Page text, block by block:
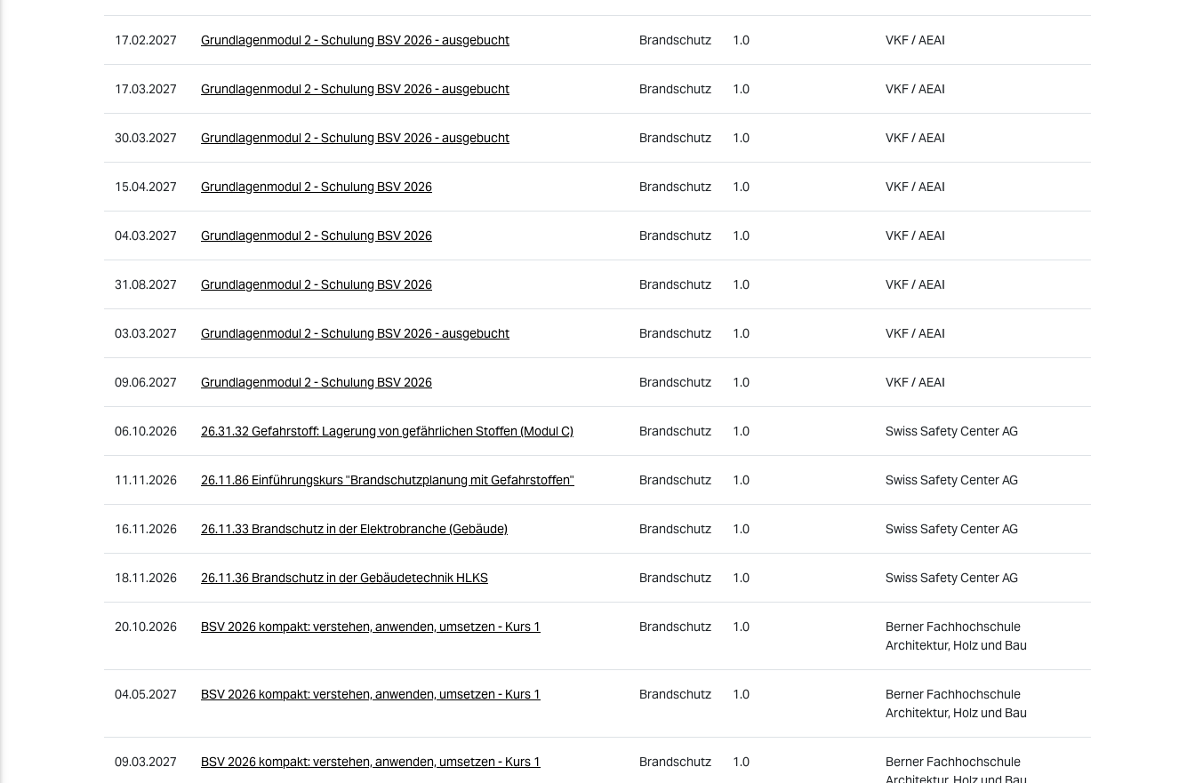
17.02.2027 Grundlagenmodul 2 - Schulung BSV 2026 - ausgebucht Brandschutz 1.0 VKF / AEAI
17.03.2027 Grundlagenmodul 2 - Schulung BSV 2026 - ausgebucht Brandschutz 1.0 VKF / AEAI
30.03.2027 Grundlagenmodul 2 - Schulung BSV 2026 - ausgebucht Brandschutz 1.0 VKF / AEAI
15.04.2027 Grundlagenmodul 2 - Schulung BSV 2026 Brandschutz 1.0 VKF / AEAI
04.03.2027 Grundlagenmodul 2 - Schulung BSV 2026 Brandschutz 1.0 VKF / AEAI
31.08.2027 Grundlagenmodul 2 - Schulung BSV 2026 Brandschutz 1.0 VKF / AEAI
03.03.2027 Grundlagenmodul 2 - Schulung BSV 2026 - ausgebucht Brandschutz 1.0 VKF / AEAI
09.06.2027 Grundlagenmodul 2 - Schulung BSV 2026 Brandschutz 1.0 VKF / AEAI
06.10.2026 26.31.32 Gefahrstoff: Lagerung von gefährlichen Stoffen (Modul C) Brandschutz 1.0 Swiss Safety Center AG
11.11.2026 26.11.86 Einführungskurs "Brandschutzplanung mit Gefahrstoffen" Brandschutz 1.0 Swiss Safety Center AG
16.11.2026 26.11.33 Brandschutz in der Elektrobranche (Gebäude) Brandschutz 1.0 Swiss Safety Center AG
18.11.2026 26.11.36 Brandschutz in der Gebäudetechnik HLKS Brandschutz 1.0 Swiss Safety Center AG
20.10.2026 BSV 2026 kompakt: verstehen, anwenden, umsetzen - Kurs 1 Brandschutz 1.0
Berner Fachhochschule
Architektur, Holz und Bau
04.05.2027 BSV 2026 kompakt: verstehen, anwenden, umsetzen - Kurs 1 Brandschutz 1.0
Berner Fachhochschule
Architektur, Holz und Bau
09.03.2027 BSV 2026 kompakt: verstehen, anwenden, umsetzen - Kurs 1 Brandschutz 1.0
Berner Fachhochschule